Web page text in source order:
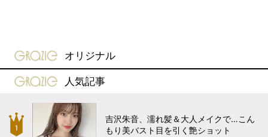
gravure-grazie
オリジナル
gravure-grazie
人気記事
吉沢朱音、濡れ髪＆大人メイクで…こん
もり美バスト目を引く艶ショット